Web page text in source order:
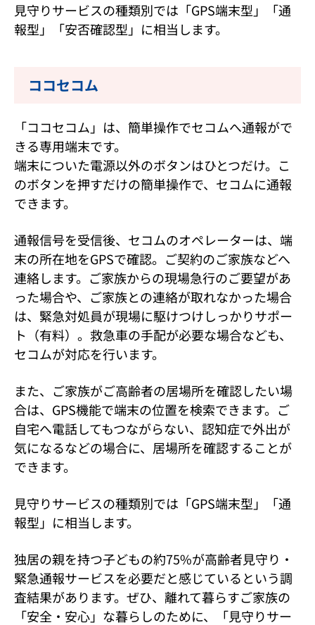
見守りサービスの種類別では「GPS端末型」「通
報型」「安否確認型」に相当します。
ココセコム
「ココセコム」は、簡単操作でセコムへ通報がで
きる専用端末です。
端末についた電源以外のボタンはひとつだけ。こ
のボタンを押すだけの簡単操作で、セコムに通報
できます。
通報信号を受信後、セコムのオペレーターは、端
末の所在地をGPSで確認。ご契約のご家族などへ
連絡します。ご家族からの現場急行のご要望があ
った場合や、ご家族との連絡が取れなかった場合
は、緊急対処員が現場に駆けつけしっかりサポー
ト（有料）。救急車の手配が必要な場合なども、
セコムが対応を行います。
また、ご家族がご高齢者の居場所を確認したい場
合は、GPS機能で端末の位置を検索できます。ご
自宅へ電話してもつながらない、認知症で外出が
気になるなどの場合に、居場所を確認することが
できます。
見守りサービスの種類別では「GPS端末型」「通
報型」に相当します。
独居の親を持つ子どもの約75%が高齢者見守り・
緊急通報サービスを必要だと感じているという調
査結果があります。ぜひ、離れて暮らすご家族の
「安全・安心」な暮らしのために、「見守りサー